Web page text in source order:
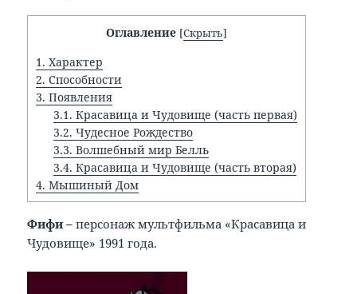
Оглавление [Скрыть]
1. Характер
2. Способности
3. Появления
3.1. Красавица и Чудовище (часть первая)
3.2. Чудесное Рождество
3.3. Волшебный мир Белль
3.4. Красавица и Чудовище (часть вторая)
4. Мышиный Дом
Фифи –персонаж мультфильма «Красавица и
Чудовище» 1991 года.